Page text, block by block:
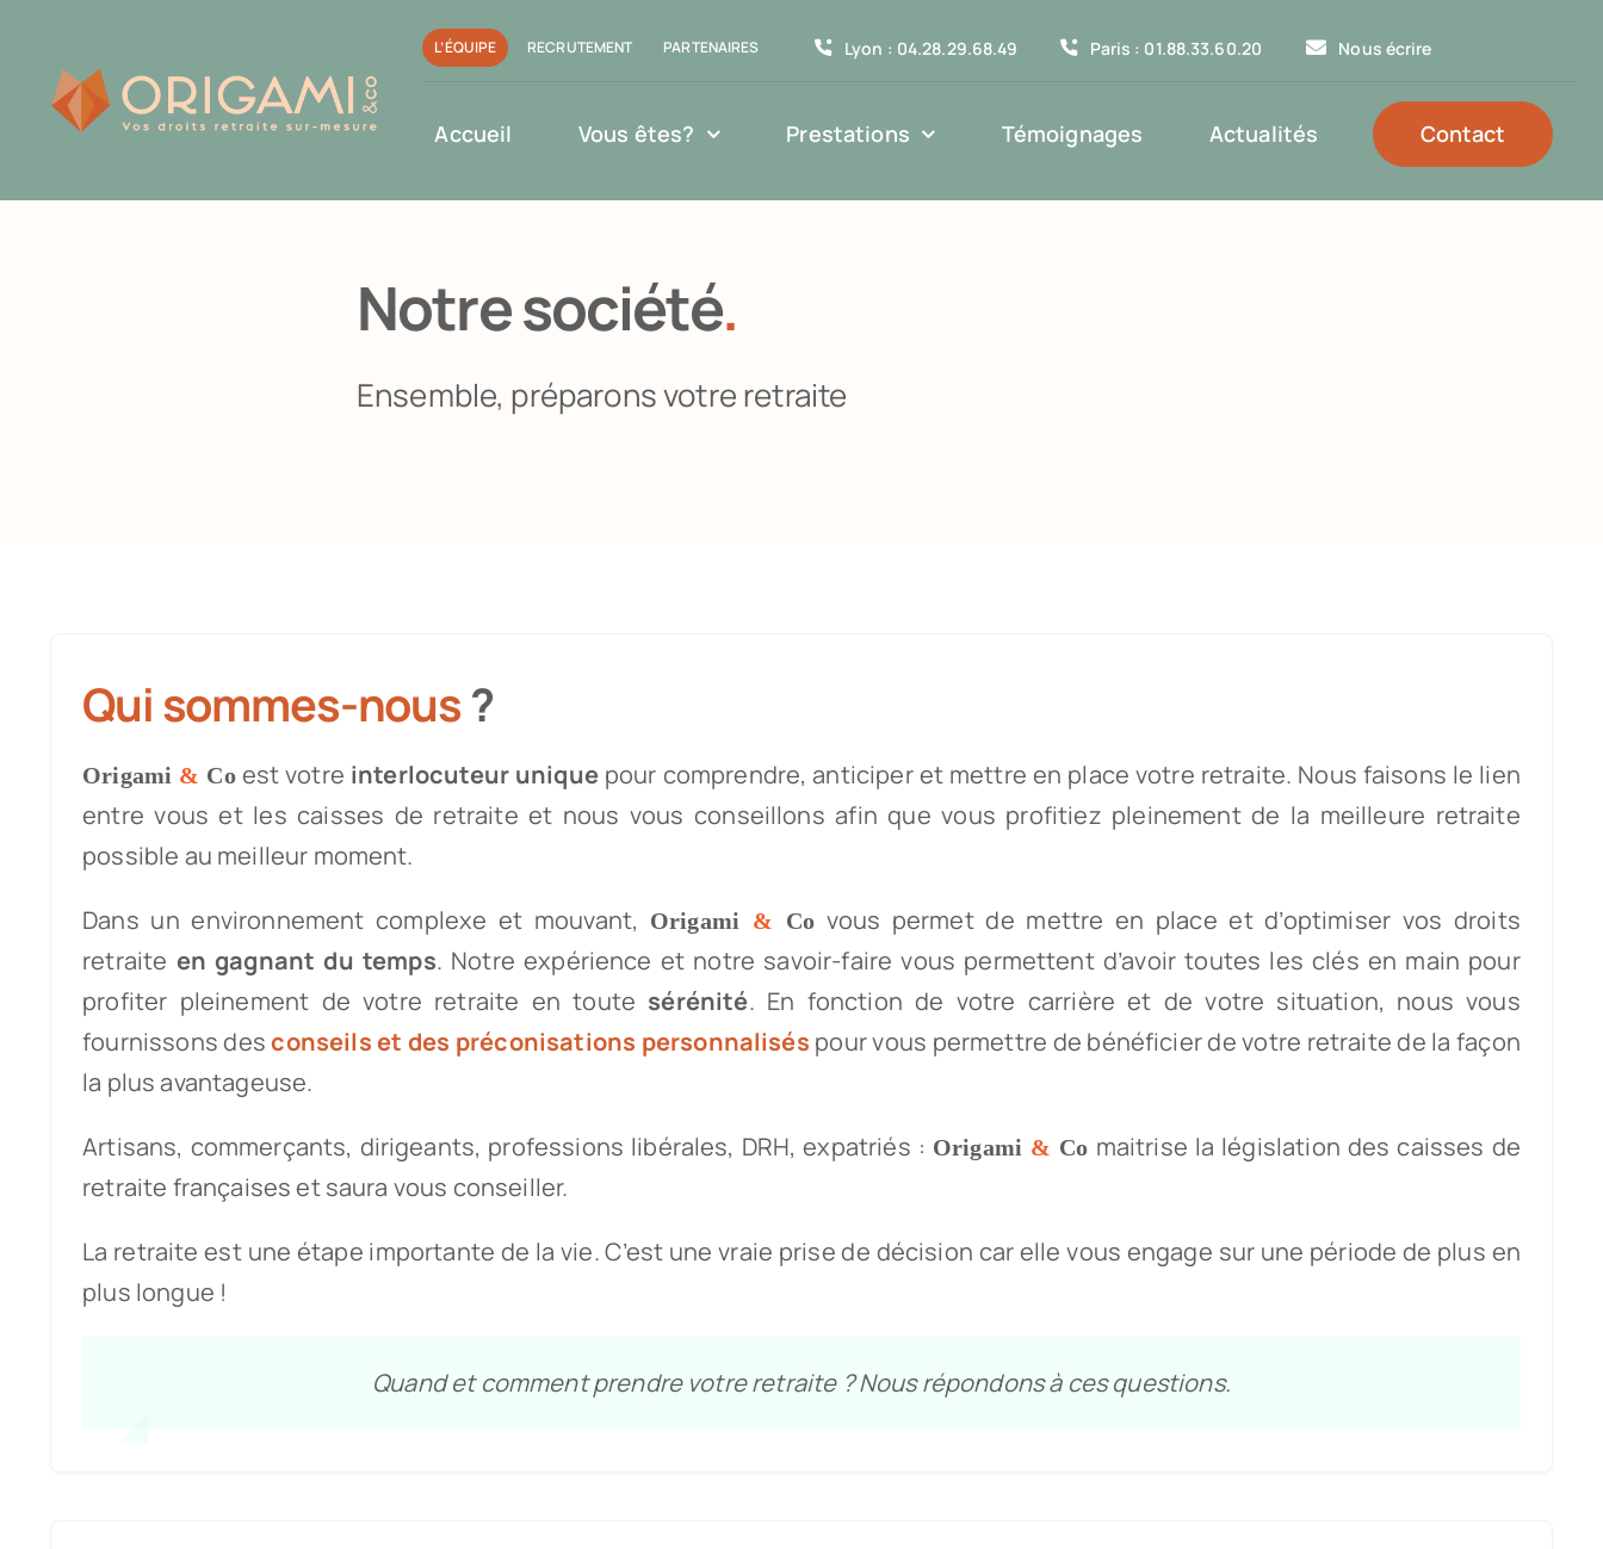
contenu
L’ÉQUIPE RECRUTEMENT PARTENAIRES Lyon : 04.28.29.68.49 Paris : 01.88.33.60.20 Nous écrire
Accueil Vous êtes? Prestations Témoignages Actualités Contact
Notre société.
Ensemble, préparons votre retraite
Qui sommes-nous?
Origami & Coest votre interlocuteur uniquepour comprendre, anticiper et mettre en place votre retraite. Nous faisons le lien
entre vous et les caisses de retraite et nous vous conseillons afin que vous profitiez pleinement de la meilleure retraite
possible au meilleur moment.
Dans un environnement complexe et mouvant, Origami & Covous permet de mettre en place et d’optimiser vos droits
retraite en gagnant du temps. Notre expérience et notre savoir-faire vous permettent d’avoir toutes les clés en main pour
profiter pleinement de votre retraite en toute sérénité. En fonction de votre carrière et de votre situation, nous vous
fournissons desconseils et des préconisations personnalisés pour vous permettre de bénéficier de votre retraite de la façon
la plus avantageuse.
Artisans, commerçants, dirigeants, professions libérales, DRH, expatriés : Origami & Co maitrise la législation des caisses de
retraite françaises et saura vous conseiller.
La retraite est une étape importante de la vie. C’est une vraie prise de décision car elle vous engage sur une période de plus en
plus longue !
Quand et comment prendre votre retraite ? Nous répondons à ces questions.